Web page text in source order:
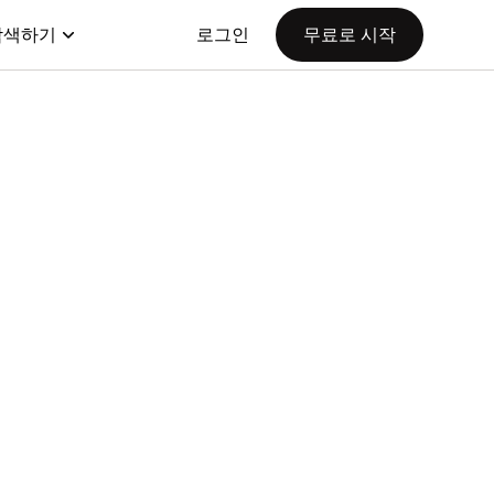
하기 로그인 무료로 시작